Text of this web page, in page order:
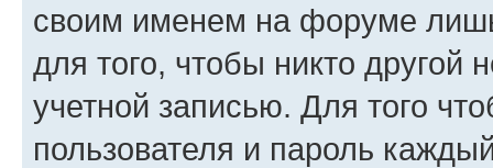
своим именем на форуме
для того, чтобы никто другой
учетной записью. Для того
пользователя и пароль